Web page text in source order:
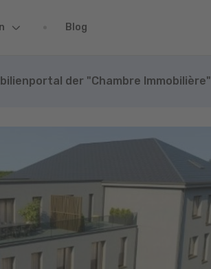
Blog
der "Chambre Immobilière"